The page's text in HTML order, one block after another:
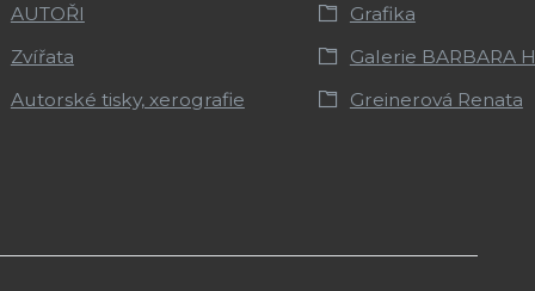
AUTOŘI
Grafika
Zvířata
Galerie BARBARA
Autorské tisky, xerografie
Greinerová Renata